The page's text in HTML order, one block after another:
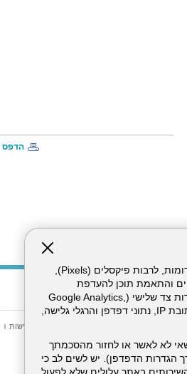
אתר זה עושה שימוש בקבצי עוגיות (Cookies) ובטכנולוגיות דומות, לרבות פיקסלים (Pixels),
והתאמת תוכן להעדפת
המשתמש. חלק מהעוגיות והפיקסלים מופעלים ע"י ספקי שירות צד שלישי (Google Analytics,
Meta Pixel וכו'), שעשויים לעבד מידע שאינו מזהה לרבות כתובת IP, נתוני דפדפן והרגלי גלישה,
לא לאשר או לחזור מהסכמתך
הגדרות הדפדפן). יש לשים לב כי
הדפס
הצהרת נגישות